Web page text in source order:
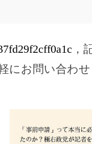
，
にお問い合わ